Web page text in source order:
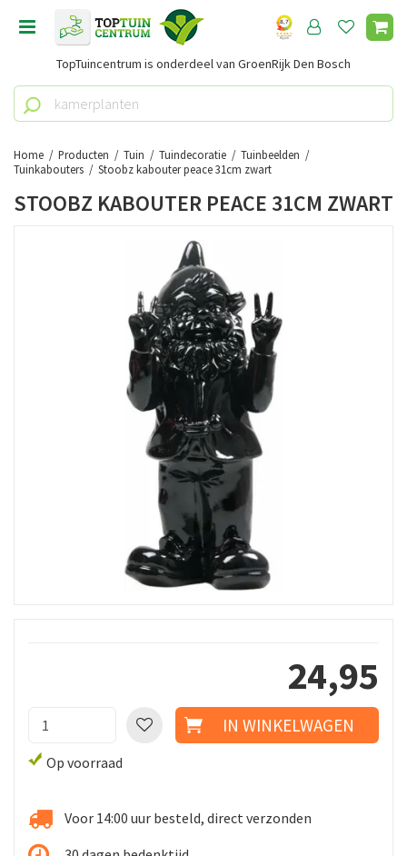
Home Producten Tuin Tuindecoratie
Tuinbeelden
Tuinkabouters
Stoobz kabouter peace 31cm zwart
TopTuincentrum is onderdeel van GroenRijk Den Bosch
STOOBZ KABOUTER PEACE 31CM ZWART
24,95
Op voorraad
Voor 14:00 uur besteld, direct verzonden